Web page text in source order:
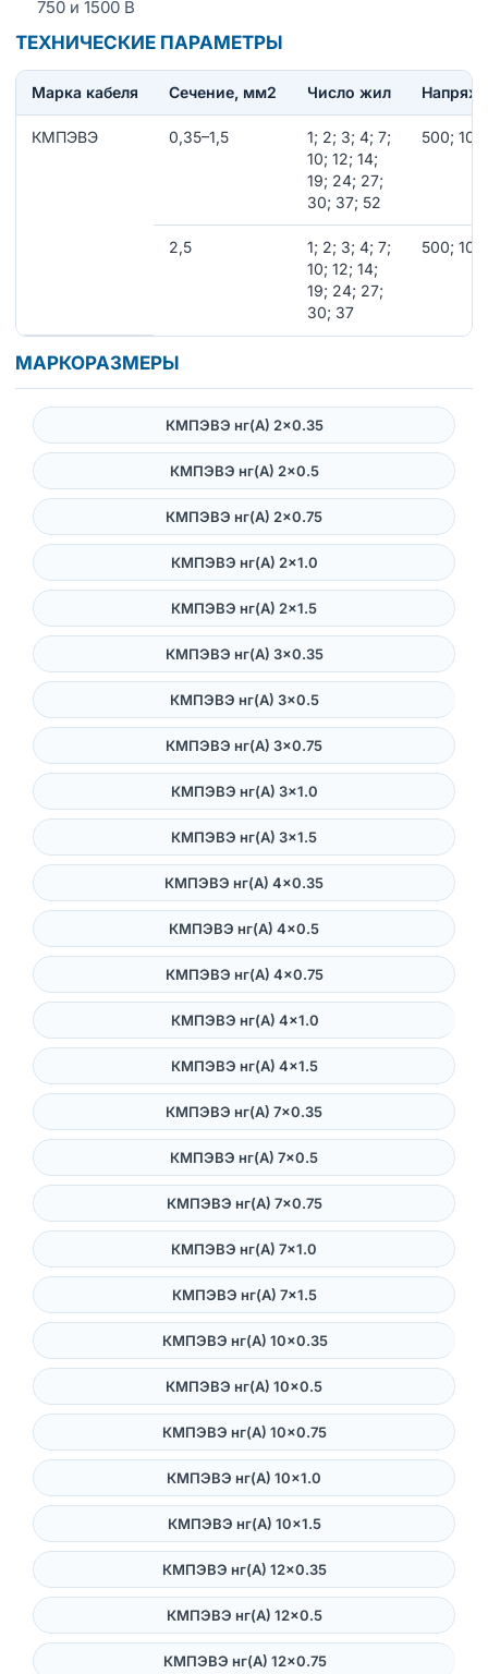
750 и 1500 В
ТЕХНИЧЕСКИЕ ПАРАМЕТРЫ
Марка кабеля Сечение, мм2 Число жил
КМПЭВЭ 0,35–1,5
1; 2; 3; 4; 7;
10; 12; 14;
19; 24; 27;
30; 37; 52
500;
2,5
1; 2; 3; 4; 7;
10; 12; 14;
19; 24; 27;
30; 37
500;
МАРКОРАЗМЕРЫ
КМПЭВЭ нг(А) 2×0.35
КМПЭВЭ нг(А) 2×0.5
КМПЭВЭ нг(А) 2×0.75
КМПЭВЭ нг(А) 2×1.0
КМПЭВЭ нг(А) 2×1.5
КМПЭВЭ нг(А) 3×0.35
КМПЭВЭ нг(А) 3×0.5
КМПЭВЭ нг(А) 3×0.75
КМПЭВЭ нг(А) 3×1.0
КМПЭВЭ нг(А) 3×1.5
КМПЭВЭ нг(А) 4×0.35
КМПЭВЭ нг(А) 4×0.5
КМПЭВЭ нг(А) 4×0.75
КМПЭВЭ нг(А) 4×1.0
КМПЭВЭ нг(А) 4×1.5
КМПЭВЭ нг(А) 7×0.35
КМПЭВЭ нг(А) 7×0.5
КМПЭВЭ нг(А) 7×0.75
КМПЭВЭ нг(А) 7×1.0
КМПЭВЭ нг(А) 7×1.5
КМПЭВЭ нг(А) 10×0.35
КМПЭВЭ нг(А) 10×0.5
КМПЭВЭ нг(А) 10×0.75
КМПЭВЭ нг(А) 10×1.0
КМПЭВЭ нг(А) 10×1.5
КМПЭВЭ нг(А) 12×0.35
КМПЭВЭ нг(А) 12×0.5
КМПЭВЭ нг(А) 12×0.75